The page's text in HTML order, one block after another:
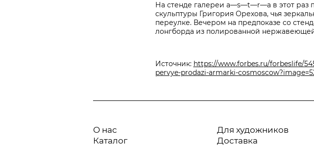
На стенде галереи a—s—t—r—a в этот раз
скульптуры Григория Орехова, чья
переулке. Вечером на предпоказе со
лонгборда из полированной
Источник: https://www.forbes.ru/forbeslife/
pervye-prodazi-armarki-
О нас
Каталог
Для художников
Доставка